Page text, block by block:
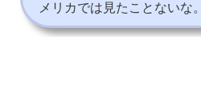
メリカでは見たことないな。